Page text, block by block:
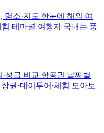
명소·지도 한눈에 해외 여
험 테마별 여행지
국내는 풍
성급 비교 항공권 날짜별
장권·데이투어·체험 모아보